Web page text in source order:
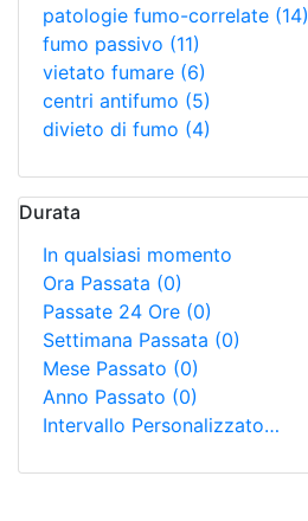
patologie fumo-correlate (14)
fumo passivo (11)
vietato fumare (6)
centri antifumo (5)
divieto di fumo (4)
Durata
In qualsiasi momento
Ora Passata (0)
Passate 24 Ore (0)
Settimana Passata (0)
Mese Passato (0)
Anno Passato (0)
Intervallo Personalizzato…